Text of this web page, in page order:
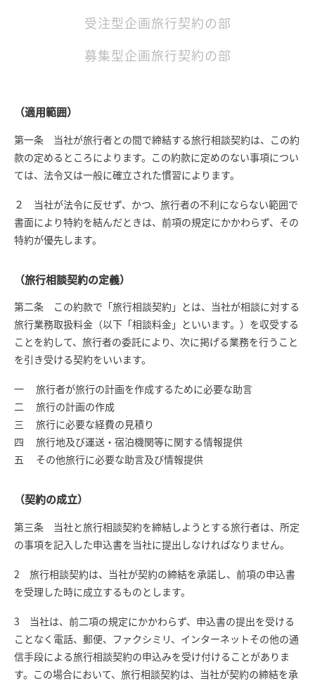
受注型企画旅行契約の部
募集型企画旅行契約の部
（適用範囲）
第一条 当社が旅行者との間で締結する旅行相談契約は、この約
款の定めるところによります。この約款に定めのない事項につい
ては、法令又は一般に確立された慣習によります。
２ 当社が法令に反せず、かつ、旅行者の不利にならない範囲で
書面により特約を結んだときは、前項の規定にかかわらず、その
特約が優先します。
（旅行相談契約の定義）
第二条 この約款で「旅行相談契約」とは、当社が相談に対する
旅行業務取扱料金（以下「相談料金」といいます。）を収受する
ことを約して、旅行者の委託により、次に掲げる業務を行うこと
を引き受ける契約をいいます。
一 旅行者が旅行の計画を作成するために必要な助言
二 旅行の計画の作成
三 旅行に必要な経費の見積り
四 旅行地及び運送・宿泊機関等に関する情報提供
五 その他旅行に必要な助言及び情報提供
（契約の成立）
第三条 当社と旅行相談契約を締結しようとする旅行者は、所定
の事項を記入した申込書を当社に提出しなければなりません。
2 旅行相談契約は、当社が契約の締結を承諾し、前項の申込書
を受理した時に成立するものとします。
3 当社は、前二項の規定にかかわらず、申込書の提出を受ける
ことなく電話、郵便、ファクシミリ、インターネットその他の通
信手段による旅行相談契約の申込みを受け付けることがありま
す。この場合において、旅行相談契約は、当社が契約の締結を承